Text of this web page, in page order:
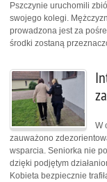
Pszczynie uruchomili
swojego kolegi.
prowadzona jest za
środki zostaną
W
zauważono
wsparcia. Seniorka nie
dzięki podjętym
Kobieta bezpiecznie